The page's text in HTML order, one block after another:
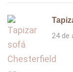
24 de